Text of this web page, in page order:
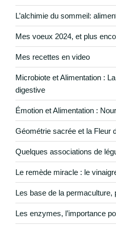
L’alchimie du sommeil:
Mes voeux 2024, et plus
Mes recettes en video
Microbiote et Alimentation :
digestive
Émotion et Alimentation :
Géométrie sacrée et la Fleur
Quelques associations de
Le remède miracle : le
Les base de la permaculture,
Les enzymes, l’importance